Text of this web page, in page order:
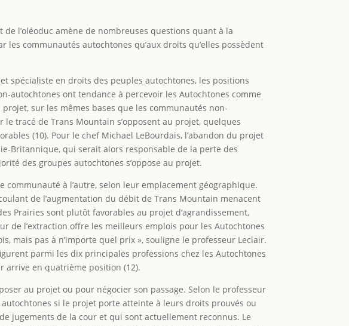
l’oléoduc amène de nombreuses questions quant à la
communautés autochtones qu’aux droits qu’elles possèdent
spécialiste en droits des peuples autochtones, les positions
autochtones ont tendance à percevoir les Autochtones comme
sur les mêmes bases que les communautés non-
tracé de Trans Mountain s’opposent au projet, quelques
(10). Pour le chef Michael LeBourdais, l’abandon du projet
Britannique, qui serait alors responsable de la perte des
des groupes autochtones s’oppose au projet.
à l’autre, selon leur emplacement géographique.
de l’augmentation du débit de Trans Mountain menacent
Prairies sont plutôt favorables au projet d’agrandissement,
de l’extraction offre les meilleurs emplois pour les Autochtones
mais pas à n’importe quel prix », souligne le professeur Leclair.
parmi les dix principales professions chez les Autochtones
arrive en quatrième position (12).
au projet ou pour négocier son passage. Selon le professeur
si le projet porte atteinte à leurs droits prouvés ou
jugements de la cour et qui sont actuellement reconnus. Le